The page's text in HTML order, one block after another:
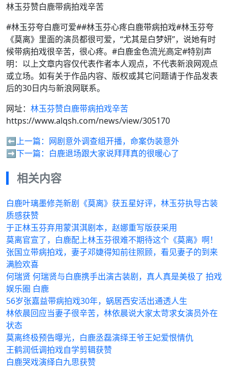
林玉芬赞白鹿带病拍戏辛苦
#林玉芬夸白鹿可爱##林玉芬心疼白鹿带病拍戏#林玉芬夸
《莫离》里面的演员都很可爱，“尤其是白梦妍”，说她有时
候带病拍戏很辛苦，很心疼。#白鹿金色流光高定#特别声
明：以上文章内容仅代表作者本人观点，不代表新浪网观点
或立场。如有关于作品内容、版权或其它问题请于作品发表
后的30日内与新浪网联系。
网址： 林玉芬赞白鹿带病拍戏辛苦
https://www.alqsh.com/news/view/305170
⬅️上一篇： 网剧意外调查组开播，命案伪装意外
➡️下一篇： 白鹿退场跟大家说拜拜真的很暖心了
相关内容
白鹿叶璃墨修尧新剧《莫离》获五星好评，林玉芬执导古装
质感获赞
于正林玉芬弃用蒙淇淇剧本，赵娜重写版获采用
莫离官宣了，白鹿配上林玉芬很难不期待这个《莫离》啊！
张国立带病拍戏，妻子邓婕得知前往照顾，看见妻子的到来
满脸欢喜
何瑞贤 何瑞贤与白鹿携手出演古装剧，真人真是美极了 拍戏
娱乐圈 白鹿
56岁张嘉益带病拍戏30年，蜗居西安活出通透人生
林依晨回应当妻子很辛苦，林依晨说大家太苛求女演员外在
状态
莫离终极预告曝光，白鹿丞磊演绎王爷王妃爱恨情仇
王鹤润低调拍戏自学剪辑获赞
白鹿哭戏演绎白九思获赞